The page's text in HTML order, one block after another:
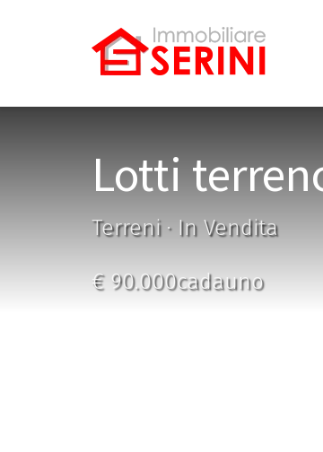
Lotti
Terreni · In Vendita
€ 90.000cadauno